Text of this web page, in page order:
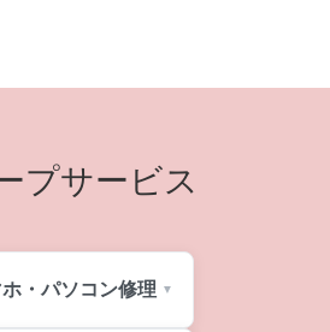
プサービス
ホ・パソコン修理